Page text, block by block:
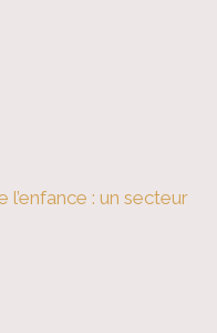
: un secteur